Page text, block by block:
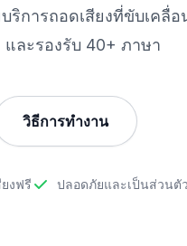
การถอดเสียงที่ขับเคลื่อ
ละรองรับ 40+ ภาษา
วิธีการทำงาน
งฟรี ปลอดภัยและเป็นส่วนตั